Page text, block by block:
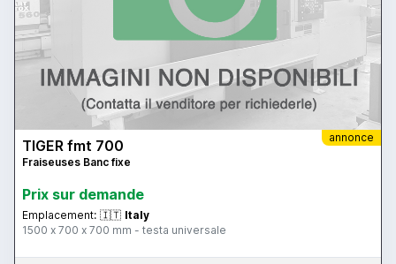
annonce
TIGER fmt 700
Fraiseuses Banc fixe
Prix ​​sur demande
Emplacement: 🇮🇹 Italy
1500 x 700 x 700 mm - testa universale